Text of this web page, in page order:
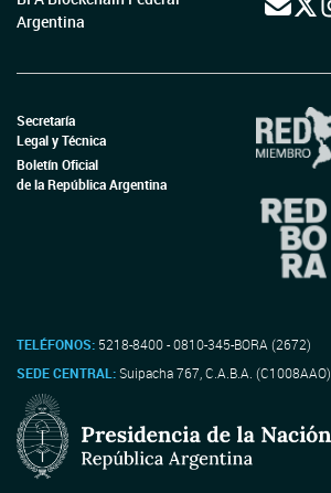
Argentina
Secretaría
Legal y Técnica
Boletín Oficial
de la República Argentina
TELÉFONOS: 5218-8400 - 0810-345-BORA (2672)
SEDE CENTRAL:Suipacha 767, C.A.B.A. (C1008AAO)